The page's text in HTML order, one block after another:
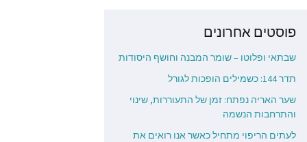
פוסטים אחרונים
שבתאי ופלוטו – שומר המבנה וחושף היסודות
תדר 144: כשמילים הופכות לגורל
שער האריה נפתח: זמן של התעוררות, שינוי
והתרחבות הנשמה
לעתים הריפוי מתחיל כאשר אנו רואים את